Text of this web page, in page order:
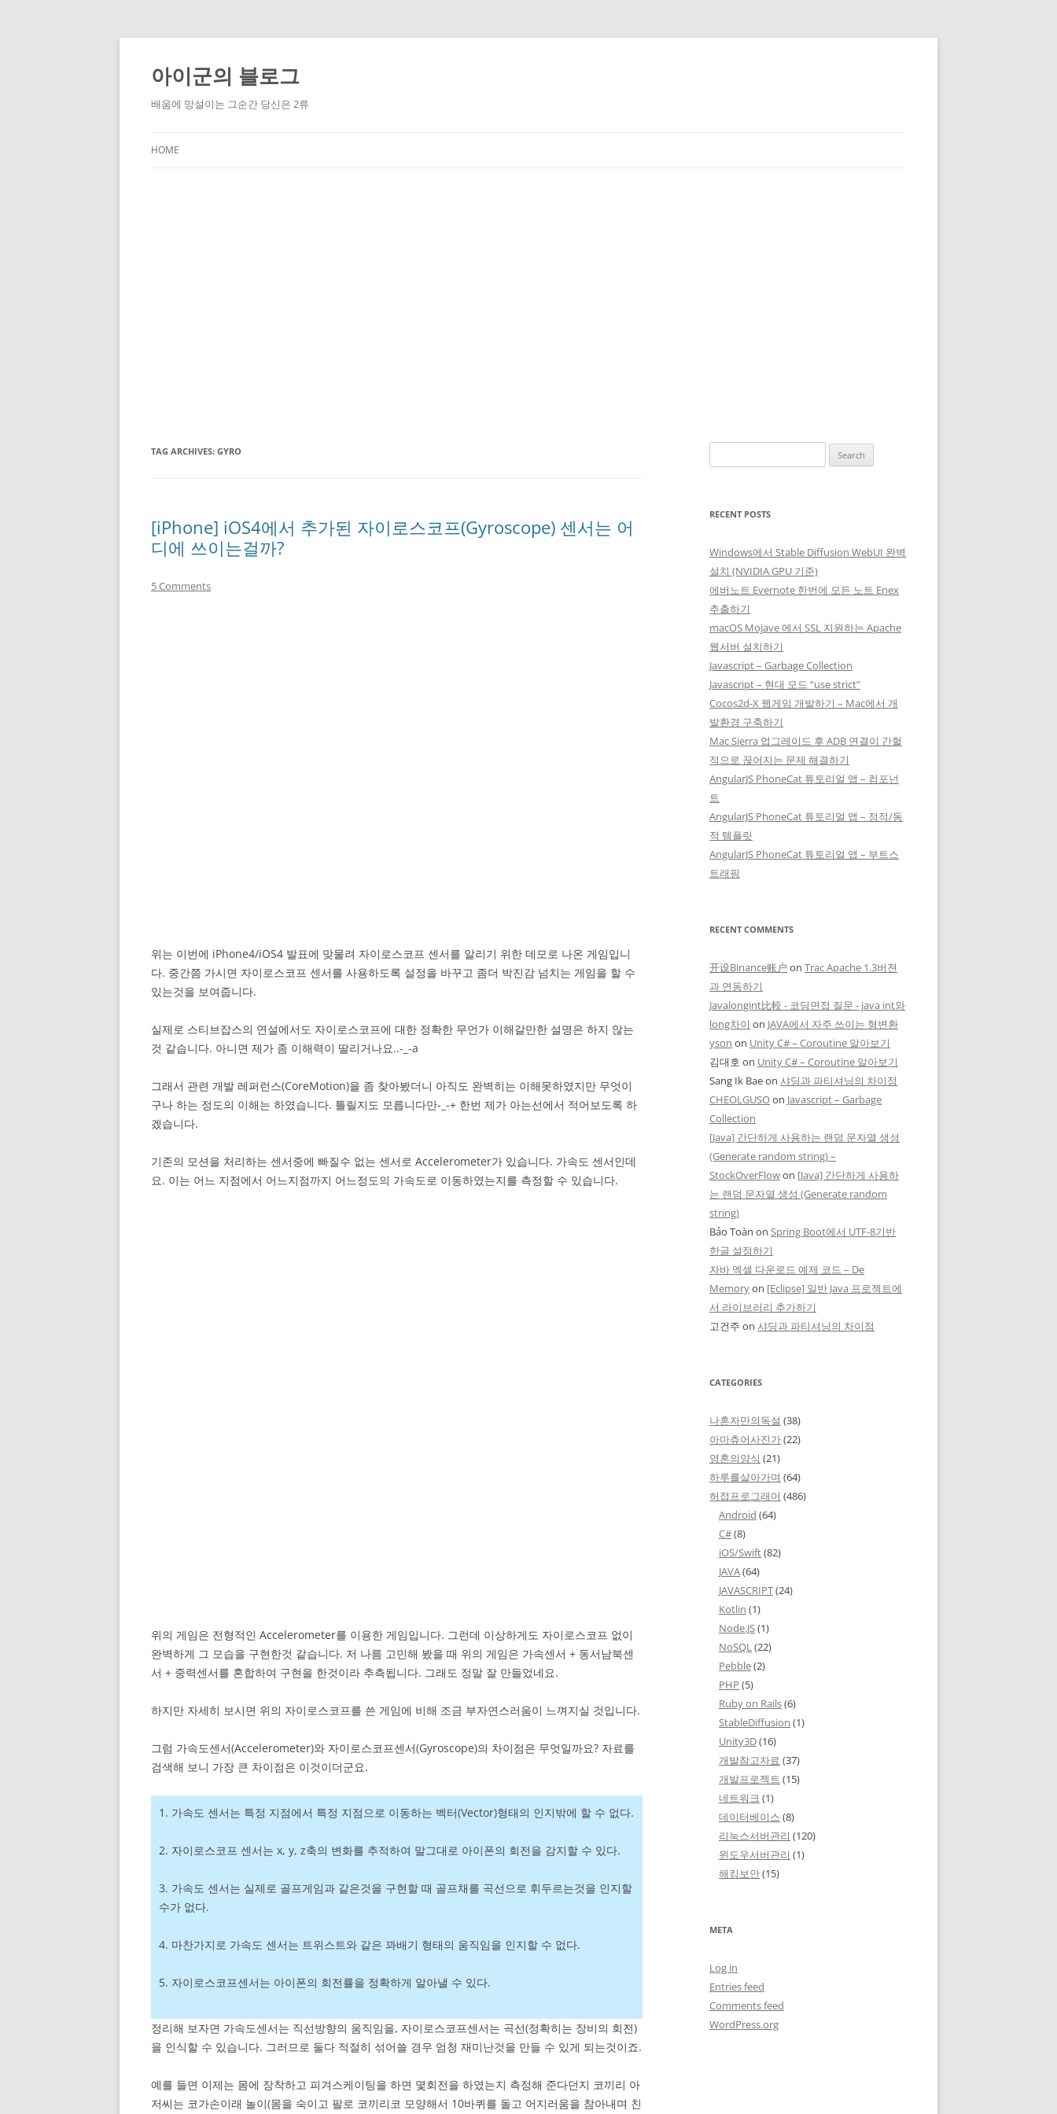
Skip
content
아이군의 블로그
배움에 망설이는 그순간 당신은 2류
HOME
TAG ARCHIVES: GYRO
[iPhone] iOS4에서 추가된 자이로스코프(Gyroscope) 센서는 어
디에 쓰이는걸까?
5 Comments
위는 이번에 iPhone4/iOS4 발표에 맞물려 자이로스코프 센서를 알리기 위한 데모로 나온 게임입니
다. 중간쯤 가시면 자이로스코프 센서를 사용하도록 설정을 바꾸고 좀더 박진감 넘치는 게임을 할 수
있는것을 보여줍니다.
실제로 스티브잡스의 연설에서도 자이로스코프에 대한 정확한 무언가 이해갈만한 설명은 하지 않는
것 같습니다. 아니면 제가 좀 이해력이 딸리거나요..-_-a
그래서 관련 개발 레퍼런스(CoreMotion)을 좀 찾아봤더니 아직도 완벽히는 이해못하였지만 무엇이
구나 하는 정도의 이해는 하였습니다. 틀릴지도 모릅니다만-_-+ 한번 제가 아는선에서 적어보도록 하
겠습니다.
기존의 모션을 처리하는 센서중에 빠질수 없는 센서로 Accelerometer가 있습니다. 가속도 센서인데
요. 이는 어느 지점에서 어느지점까지 어느정도의 가속도로 이동하였는지를 측정할 수 있습니다.
위의 게임은 전형적인 Accelerometer를 이용한 게임입니다. 그런데 이상하게도 자이로스코프 없이
완벽하게 그 모습을 구현한것 같습니다. 저 나름 고민해 봤을 때 위의 게임은 가속센서 + 동서남북센
서 + 중력센서를 혼합하여 구현을 한것이라 추측됩니다. 그래도 정말 잘 만들었네요.
하지만 자세히 보시면 위의 자이로스코프를 쓴 게임에 비해 조금 부자연스러움이 느껴지실 것입니다.
그럼 가속도센서(Accelerometer)와 자이로스코프센서(Gyroscope)의 차이점은 무엇일까요? 자료를
검색해 보니 가장 큰 차이점은 이것이더군요.
1. 가속도 센서는 특정 지점에서 특정 지점으로 이동하는 벡터(Vector)형태의 인지밖에 할 수 없다.
2. 자이로스코프 센서는 x, y, z축의 변화를 추적하여 말그대로 아이폰의 회전을 감지할 수 있다.
3. 가속도 센서는 실제로 골프게임과 같은것을 구현할 때 골프채를 곡선으로 휘두르는것을 인지할
수가 없다.
4. 마찬가지로 가속도 센서는 트위스트와 같은 꽈배기 형태의 움직임을 인지할 수 없다.
5. 자이로스코프센서는 아이폰의 회전률을 정확하게 알아낼 수 있다.
정리해 보자면 가속도센서는 직선방향의 움직임을, 자이로스코프센서는 곡선(정확히는 장비의 회전)
을 인식할 수 있습니다. 그러므로 둘다 적절히 섞어쓸 경우 엄청 재미난것을 만들 수 있게 되는것이죠.
예를 들면 이제는 몸에 장착하고 피겨스케이팅을 하면 몇회전을 하였는지 측정해 준다던지 코끼리 아
저씨는 코가손이래 놀이(몸을 숙이고 팔로 코끼리코 모양해서 10바퀴를 돌고 어지러움을 참아내며 친
for:
RECENT POSTS
Windows에서 Stable Diffusion WebUI 완벽
설치 (NVIDIA GPU 기준)
에버노트 Evernote 한번에 모든 노트 Enex
추출하기
macOS Mojave 에서 SSL 지원하는 Apache
웹서버 설치하기
Javascript – Garbage Collection
Javascript – 현대 모드 “use strict”
Cocos2d-X 웹게임 개발하기 – Mac에서 개
발환경 구축하기
Mac Sierra 업그레이드 후 ADB 연결이 간헐
적으로 끊어지는 문제 해결하기
AngularJS PhoneCat 튜토리얼 앱 – 컴포넌
트
AngularJS PhoneCat 튜토리얼 앱 – 정적/동
적 템플릿
AngularJS PhoneCat 튜토리얼 앱 – 부트스
트래핑
RECENT COMMENTS
开设Binance账户 on Trac Apache 1.3버젼
과 연동하기
Javalongint比較 - 코딩면접 질문 - java int와
long차이 on JAVA에서 자주 쓰이는 형변환
yson on Unity C# – Coroutine 알아보기
김대호 on Unity C# – Coroutine 알아보기
Sang Ik Baeon 샤딩과 파티셔닝의 차이점
CHEOLGUSOon Javascript – Garbage
Collection
[Java] 간단하게 사용하는 랜덤 문자열 생성
(Generate random string) –
StockOverFlowon [Java] 간단하게 사용하
는 랜덤 문자열 생성 (Generate random
string)
Bảo Toàn on Spring Boot에서 UTF-8기반
한글 설정하기
자바 엑셀 다운로드 예제 코드 – De
Memoryon [Eclipse] 일반 Java 프로젝트에
서 라이브러리 추가하기
고건주 on 샤딩과 파티셔닝의 차이점
CATEGORIES
나혼자만의독설 (38)
아마츄어사진가(22)
영혼의양식 (21)
하루를살아가며 (64)
허접프로그래머 (486)
Android (64)
C#(8)
iOS/Swift(82)
JAVA(64)
JAVASCRIPT(24)
Kotlin (1)
Node.JS(1)
NoSQL(22)
Pebble(2)
PHP (5)
Ruby on Rails(6)
StableDiffusion (1)
Unity3D(16)
개발참고자료 (37)
개발프로젝트 (15)
네트워크 (1)
데이터베이스 (8)
리눅스서버관리 (120)
윈도우서버관리 (1)
해킹보안(15)
META
Log in
Entries feed
Comments feed
WordPress.org